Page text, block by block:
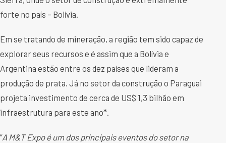
forte no país – Bolívia.
Em se tratando de mineração, a região tem sido capaz de
explorar seus recursos e é assim que a Bolívia e
Argentina estão entre os dez países que lideram a
produção de prata. Já no setor da construção o Paraguai
projeta investimento de cerca de US$ 1,3 bilhão em
infraestrutura para este ano*.
“A M&T Expo é um dos principais eventos do setor na